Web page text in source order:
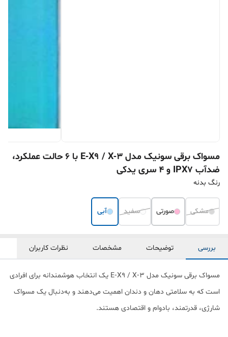
مسواک برقی سونیک مدل E‑X9 / X‑3 با ۶ حالت عملکرد،
ضدآب IPX7 و ۴ سری یدکی
رنگ بدنه
مشکی صورتی سفید آبی
بررسی توضیحات مشخصات نظرات کاربران
مسواک برقی سونیک مدل E‑X9 / X‑3 یک انتخاب هوشمندانه برای افرادی
است که به سلامتی دهان و دندان اهمیت می‌دهند و به‌دنبال یک مسواک
شارژی، قدرتمند، بادوام و اقتصادی هستند.